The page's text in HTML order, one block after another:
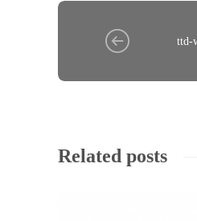
ttd-
Related posts